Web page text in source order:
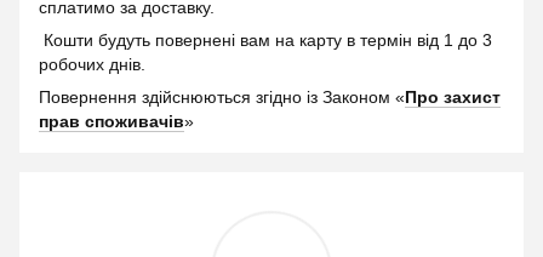
сплатимо за доставку.
Кошти будуть повернені вам на карту в термін від 1 до 3
робочих днів.
Повернення здійснюються згідно із Законом «Про захист
прав споживачів»